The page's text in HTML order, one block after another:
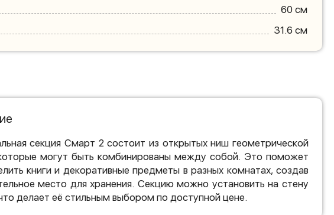
60 см
31.6 см
секция Смарт 2 состоит из открытых ниш геометрической
могут быть комбинированы между собой. Это поможет
книги и декоративные предметы в разных комнатах, создав
место для хранения. Секцию можно установить на стену
делает её стильным выбором по доступной цене.